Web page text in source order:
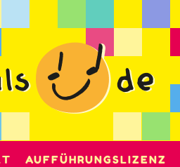
AUFFÜHRUNGSLIZENZ